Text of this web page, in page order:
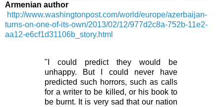
Armenian author
http://www.washingtonpost.com/world/europe/azerbaijan-
turns-on-one-of-its-own/2013/02/12/977d2c8a-752b-11e2-
aa12-e6cf1d31106b_story.html
"I could predict they would be
unhappy. But I could never have
predicted such horrors, such as calls
for a writer to be killed, or his book to
be burnt. It is very sad that our nation